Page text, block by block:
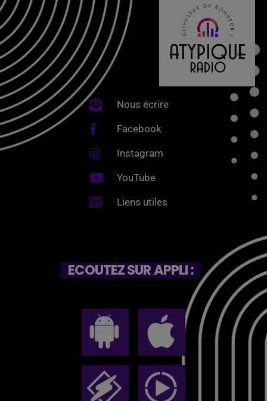
Nous écrire
Facebook
Instagram
YouTube
Liens utiles
ECOUTEZ SUR APPLI :